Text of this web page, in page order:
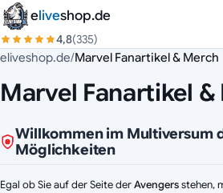
Zum Inhalt springen
eliveshop.de
4,8(335)
eliveshop.de/Marvel Fanartikel & Merch
Marvel Fanartikel &
Willkommen im Multiversum
Möglichkeiten
Egal ob Sie auf der Seite derAvengersstehen,